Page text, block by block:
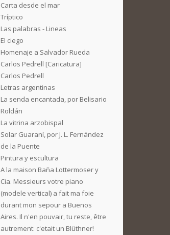
Carta desde el mar
Tríptico
Las palabras - Lineas
El ciego
Homenaje a Salvador Rueda
Carlos Pedrell [Caricatura]
Carlos Pedrell
Letras argentinas
La senda encantada, por Belisario
Roldán
La vitrina arzobispal
Solar Guaraní, por J. L. Fernández
de la Puente
Pintura y escultura
A la maison Baña Lottermoser y
Cia. Messieurs votre piano
(modele vertical) a fait ma foie
durant mon sepour a Buenos
Aires. Il n'en pouvair, tu reste, être
autrement: c'etait un Blüthner!